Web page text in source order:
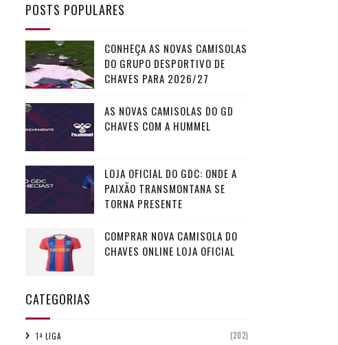
POSTS POPULARES
CONHEÇA AS NOVAS CAMISOLAS
DO GRUPO DESPORTIVO DE
CHAVES PARA 2026/27
AS NOVAS CAMISOLAS DO GD
CHAVES COM A HUMMEL
LOJA OFICIAL DO GDC: ONDE A
PAIXÃO TRANSMONTANA SE
TORNA PRESENTE
COMPRAR NOVA CAMISOLA DO
CHAVES ONLINE LOJA OFICIAL
CATEGORIAS
1ª LIGA (202)